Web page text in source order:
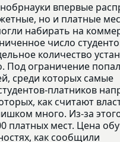
впервые
но и платные
набирать на
число
количество
Под ограничение
среди которых самые
платников
как считают
много. Из-за
платных мест. Цена
как сообщили